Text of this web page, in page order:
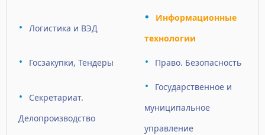
Логистика и ВЭД
Информационные
технологии
Госзакупки, Тендеры Право. Безопасность
Секретариат.
Делопроизводство
Государственное и
муниципальное
управление